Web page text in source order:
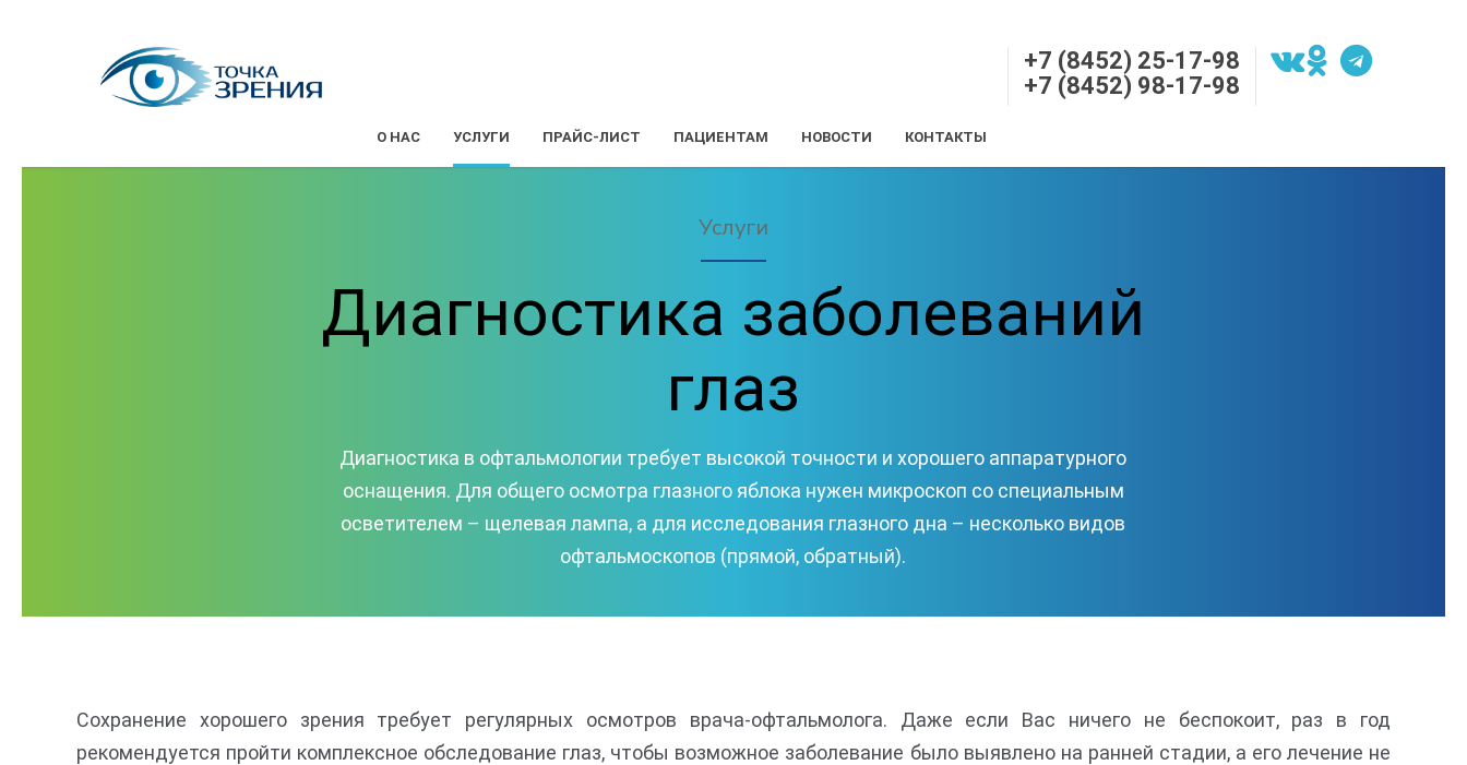
+7 (8452) 25-17-98
+7 (8452) 98-17-98
О НАС УСЛУГИ ПРАЙС-ЛИСТ ПАЦИЕНТАМ НОВОСТИ КОНТАКТЫ
Услуги
Диагностика заболеваний
глаз
Диагностика в офтальмологии требует высокой точности и хорошего аппаратурного
оснащения. Для общего осмотра глазного яблока нужен микроскоп со специальным
осветителем – щелевая лампа, а для исследования глазного дна – несколько видов
офтальмоскопов (прямой, обратный).
Сохранение хорошего зрения требует регулярных осмотров врача-офтальмолога. Даже если Вас ничего не беспокоит, раз в год
рекомендуется пройти комплексное обследование глаз, чтобы возможное заболевание было выявлено на ранней стадии, а его лечение не